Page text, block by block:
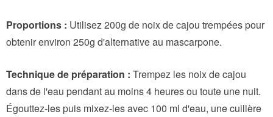
Proportions : Utilisez 200g de noix de cajou trempées pour
obtenir environ 250g d'alternative au mascarpone.
Technique de préparation : Trempez les noix de cajou
dans de l'eau pendant au moins 4 heures ou toute une nuit.
Égouttez-les puis mixez-les avec 100 ml d'eau, une cuillère